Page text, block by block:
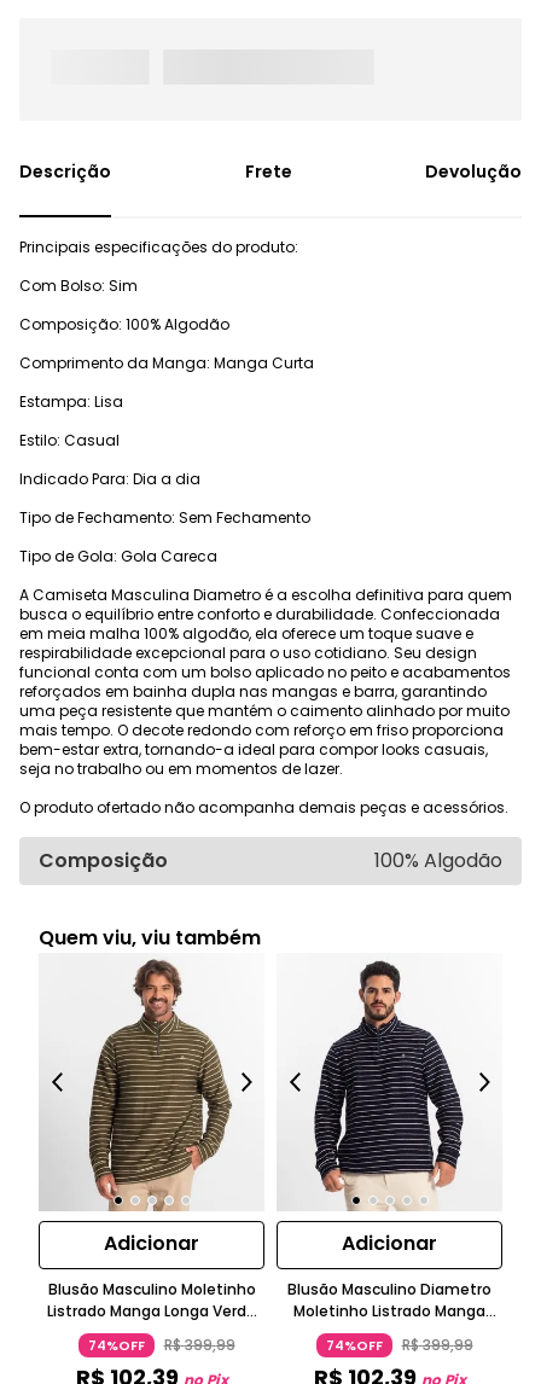
Frete Devolução
Principais especificações do produto:
Com Bolso: Sim
Composição: 100% Algodão
Comprimento da Manga: Manga Curta
Estampa: Lisa
Estilo: Casual
Indicado Para: Dia a dia
Tipo de Fechamento: Sem Fechamento
Tipo de Gola: Gola Careca
A Camiseta Masculina Diametro é a escolha definitiva para quem
busca o equilíbrio entre conforto e durabilidade. Confeccionada
em meia malha 100% algodão, ela oferece um toque suave e
respirabilidade excepcional para o uso cotidiano. Seu design
funcional conta com um bolso aplicado no peito e acabamentos
reforçados em bainha dupla nas mangas e barra, garantindo
uma peça resistente que mantém o caimento alinhado por muito
mais tempo. O decote redondo com reforço em friso proporciona
bem-estar extra, tornando-a ideal para compor looks casuais,
seja no trabalho ou em momentos de lazer.
O produto ofertado não acompanha demais peças e acessórios.
Composição 100% Algodão
Quem viu, viu também
Adicionar
Blusão Masculino Moletinho
Listrado Manga Longa Verde
Diametro
74%OFF R$399,99
R$ 102,39 no Pix
Adicionar
Blusão Masculino Diametro
Moletinho Listrado Manga
Longa Azul
74%OFF R$399,99
R$ 102,39 no Pix